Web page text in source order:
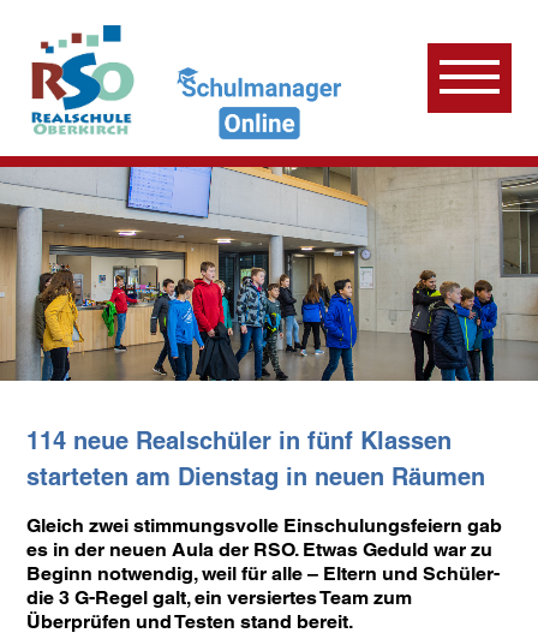
114 neue Realschüler in fünf Klassen
starteten am Dienstag in neuen Räumen
Gleich zwei stimmungsvolle Einschulungsfeiern gab
es in der neuen Aula der RSO. Etwas Geduld war zu
Beginn notwendig, weil für alle – Eltern und Schüler-
die 3 G-Regel galt, ein versiertes Team zum
Überprüfen und Testen stand bereit.